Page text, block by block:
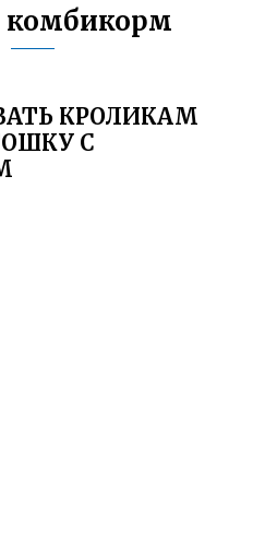
комбикорм
КРОЛИКАМ
С